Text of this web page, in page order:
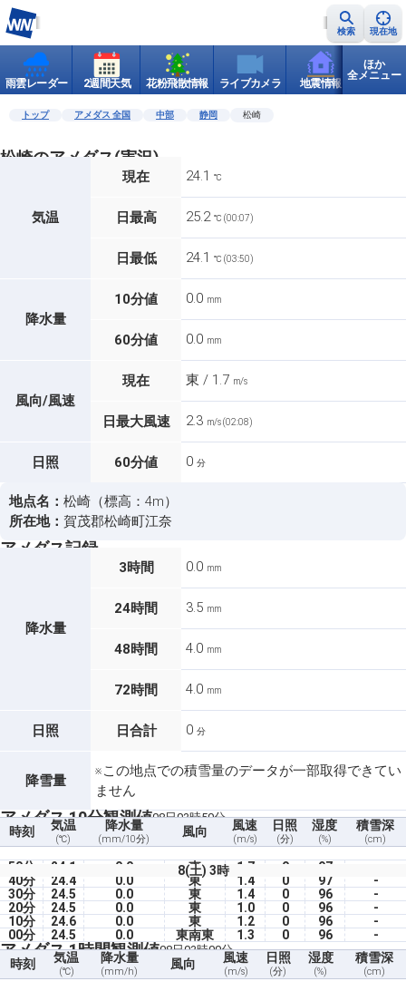
検索 現在地
雨雲レーダー 2週間天気 花粉飛散情報 ライブカメラ 地震情報 世界天
ほか
全メニュー
トップ アメダス 全国 中部 静岡 松崎
松崎のアメダス(実況)
気温
現在 24.1 ℃
日最高 25.2 ℃ (00:07)
日最低 24.1 ℃ (03:50)
降水量
10分値 0.0 mm
60分値 0.0 mm
風向/風速
現在 東 / 1.7 m/s
日最大風速 2.3 m/s (02:08)
日照 60分値 0 分
地点名： 松崎（標高：4m）
所在地： 賀茂郡松崎町江奈
アメダス記録
降水量
3時間 0.0 mm
24時間 3.5 mm
48時間 4.0 mm
72時間 4.0 mm
日照 日合計 0 分
降雪量
※この地点での積雪量のデータが一部取得できてい
ません
アメダス 10分観測値08日03時50分
時刻 気温
(℃)
降水量
(mm/10分)
風向 風速
(m/s)
日照
(分)
湿度
(%)
積雪深
(cm)
8(土) 3時
50分 24.1 0.0 東 1.7 0 97
40分
24.4 0.0 東 1.4 0 97
-
30分
24.5 0.0 東 1.4 0 96
-
20分
24.5 0.0 東 1.0 0 96
-
10分
24.6 0.0 東 1.2 0 96
-
00分
24.5 0.0 東南東 1.3 0 96 -
アメダス 1時間観測値08日03時00分
時刻 気温
(℃)
降水量
(mm/h)
風向 風速
(m/s)
日照
(分)
湿度
(%)
積雪深
(cm)